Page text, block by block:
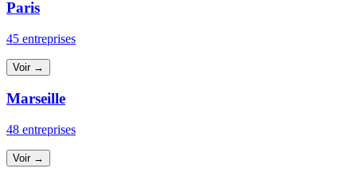
Paris
45 entreprises
Voir →
Marseille
48 entreprises
Voir →